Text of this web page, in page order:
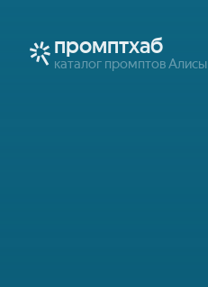
промптхаб
каталог промптов Алисы